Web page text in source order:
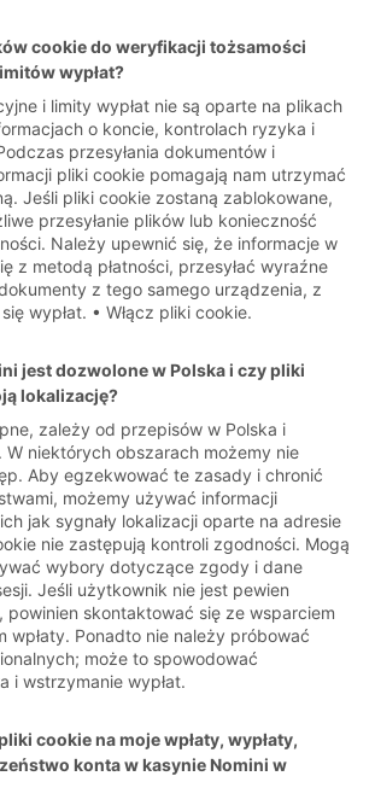
cookie do weryfikacji tożsamości
wypłat?
i limity wypłat nie są oparte na plikach
o koncie, kontrolach ryzyka i
przesyłania dokumentów i
pliki cookie pomagają nam utrzymać
Jeśli pliki cookie zostaną zablokowane,
przesyłanie plików lub konieczność
Należy upewnić się, że informacje w
z metodą płatności, przesyłać wyraźne
z tego samego urządzenia, z
wypłat. • Włącz pliki cookie.
jest dozwolone w Polska i czy pliki
lokalizację?
zależy od przepisów w Polska i
W niektórych obszarach możemy nie
Aby egzekwować te zasady i chronić
możemy używać informacji
jak sygnały lokalizacji oparte na adresie
nie zastępują kontroli zgodności. Mogą
wybory dotyczące zgody i dane
Jeśli użytkownik nie jest pewien
powinien skontaktować się ze wsparciem
wpłaty. Ponadto nie należy próbować
może to spowodować
i wstrzymanie wypłat.
cookie na moje wpłaty, wypłaty,
konta w kasynie Nomini w